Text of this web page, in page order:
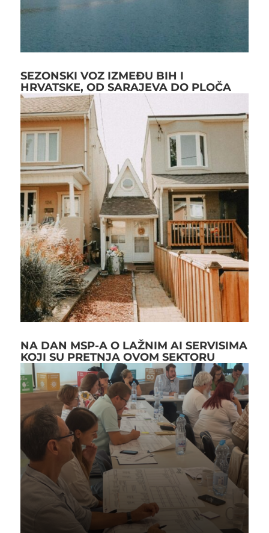
SEZONSKI VOZ IZMEĐU BIH I
HRVATSKE, OD SARAJEVA DO PLOČA
NA DAN MSP-A O LAŽNIM AI SERVISIMA
KOJI SU PRETNJA OVOM SEKTORU